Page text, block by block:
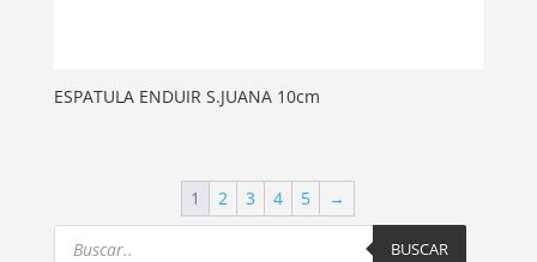
ESPATULA ENDUIR S.JUANA 10cm
1 2 3 4 5
→
Products
search BUSCAR